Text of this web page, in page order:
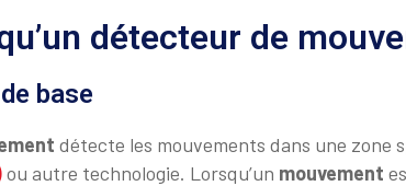
détecteur de
base
détecte les mouvements dans une zone
ou autre technologie. Lorsqu’un mouvement